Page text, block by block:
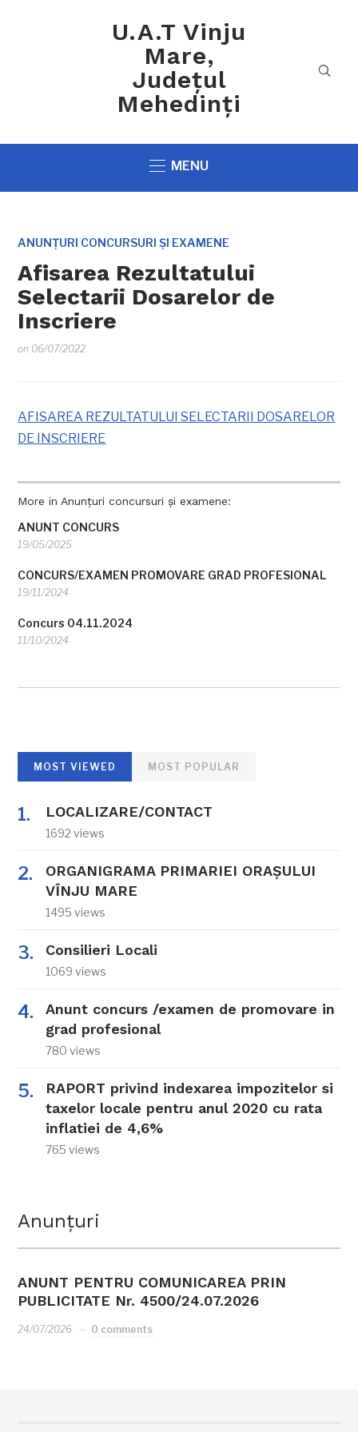
U.A.T Vinju
Mare,
Județul
Mehedinți
MENU
ANUNȚURI CONCURSURI ȘI EXAMENE
Afisarea Rezultatului
Selectarii Dosarelor de
Inscriere
on 06/07/2022
More in Anunțuri concursuri și examene:
ANUNT CONCURS
19/05/2025
CONCURS/EXAMEN PROMOVARE GRAD PROFESIONAL
19/11/2024
Concurs 04.11.2024
11/10/2024
AFISAREA REZULTATULUI SELECTARII DOSARELOR
DE INSCRIERE
MOST VIEWED MOST POPULAR
LOCALIZARE/CONTACT
1692 views
ORGANIGRAMA PRIMARIEI ORAŞULUI
VÎNJU MARE
1495 views
Consilieri Locali
1069 views
Anunt concurs /examen de promovare in
grad profesional
780 views
RAPORT privind indexarea impozitelor si
taxelor locale pentru anul 2020 cu rata
inflatiei de 4,6%
765 views
Anunțuri
ANUNT PENTRU COMUNICAREA PRIN
PUBLICITATE Nr. 4500/24.07.2026
24/07/2026 0 comments